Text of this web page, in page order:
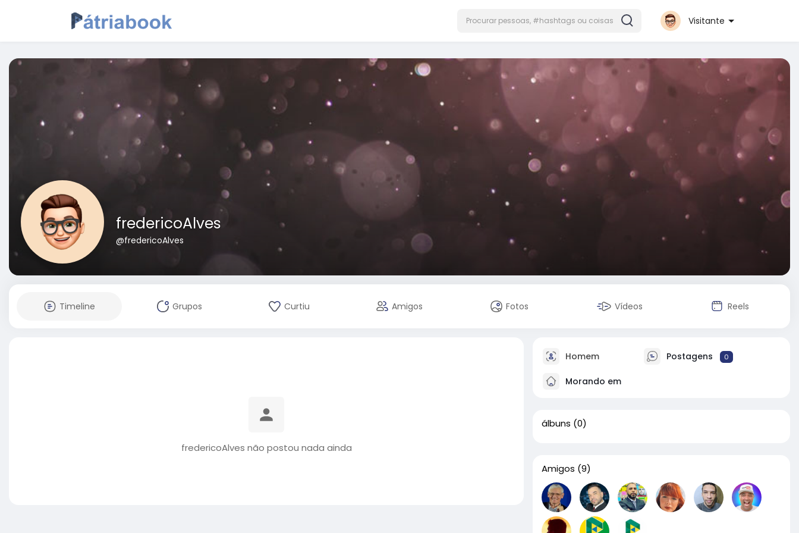
Visitante
fredericoAlves
@fredericoAlves
Timeline Grupos Curtiu Amigos Fotos Vídeos Reels
fredericoAlves não postou nada ainda
Homem Postagens 0
Morando em
álbuns (0)
Amigos (9)